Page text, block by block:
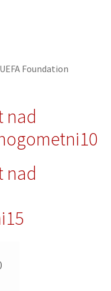
Foundation
nad
nad